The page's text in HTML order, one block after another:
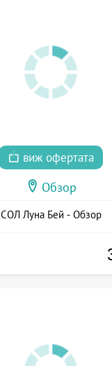
виж офертата
Обзор
СОЛ Луна Бей - Обзор